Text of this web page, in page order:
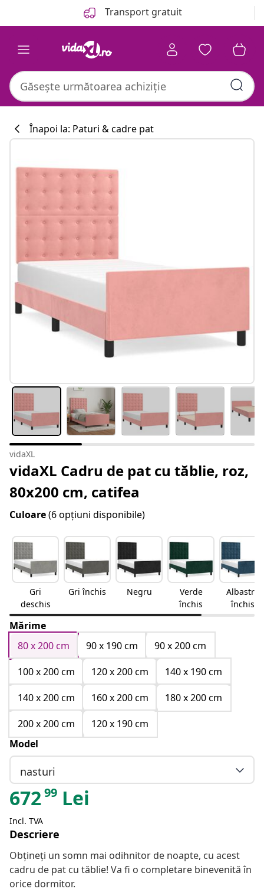
Transport gratuit
Înapoi la: Paturi & cadre pat
vidaXL
vidaXL Cadru de pat cu tăblie, roz,
80x200 cm, catifea
Culoare(6 opțiuni disponibile)
Gri
deschis
Gri închis Negru
Verde
închis
Albastru
închis
Mărime
80 x 200 cm
90 x 190 cm
90 x 200 cm
100 x 200 cm
120 x 200 cm
140 x 190 cm
140 x 200 cm
160 x 200 cm
180 x 200 cm
200 x 200 cm
120 x 190 cm
Model
nasturi
67299 Lei
Incl. TVA
Descriere
Obțineți un somn mai odihnitor de noapte, cu acest
cadru de pat cu tăblie! Va fi o completare binevenită în
orice dormitor.